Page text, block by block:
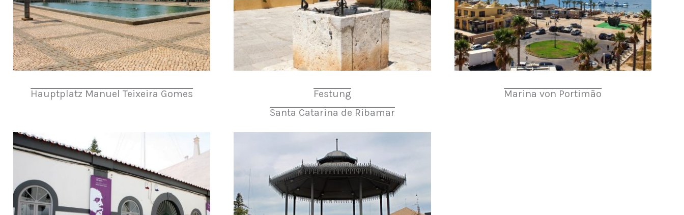
Hauptplatz Manuel Teixeira Gomes
Festung
Santa Catarina de Ribamar
Marina von Portimão